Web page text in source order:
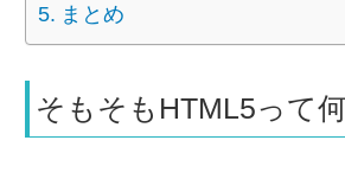
まとめ
そもそもHTML5って